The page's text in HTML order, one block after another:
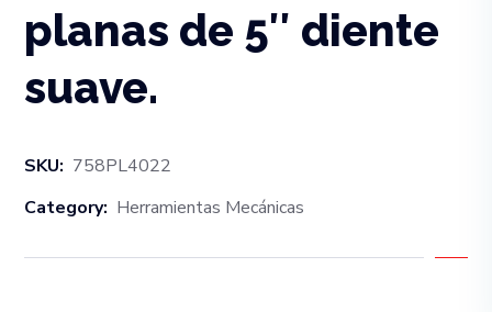
planas de 5″ diente
suave.
SKU: 758PL4022
Category: Herramientas Mecánicas